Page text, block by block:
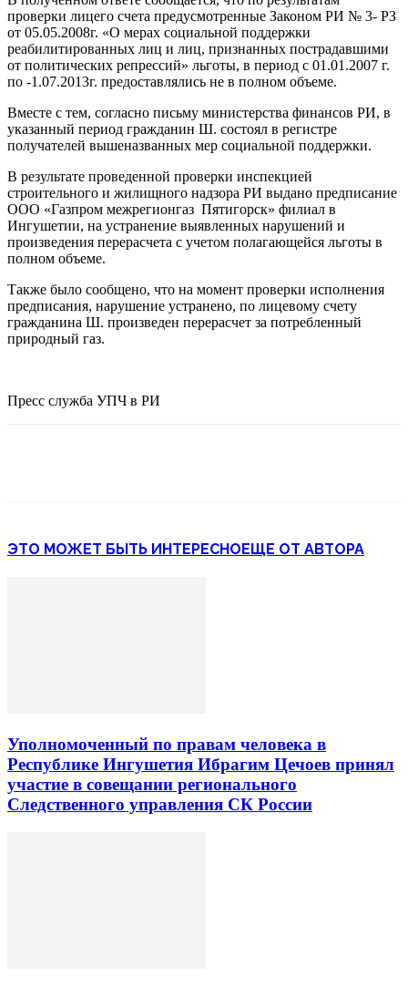
проверки лицего счета предусмотренные Законом РИ № 3- РЗ
от 05.05.2008г. «О мерах социальной поддержки
реабилитированных лиц и лиц, признанных пострадавшими
от политических репрессий» льготы, в период с 01.01.2007 г.
по -1.07.2013г. предоставлялись не в полном объеме.
Вместе с тем, согласно письму министерства финансов РИ, в
указанный период гражданин Ш. состоял в регистре
получателей вышеназванных мер социальной поддержки.
В результате проведенной проверки инспекцией
строительного и жилищного надзора РИ выдано предписание
ООО «Газпром межрегионгаз Пятигорск» филиал в
Ингушетии, на устранение выявленных нарушений и
произведения перерасчета с учетом полагающейся льготы в
полном объеме.
Также было сообщено, что на момент проверки исполнения
предписания, нарушение устранено, по лицевому счету
гражданина Ш. произведен перерасчет за потребленный
природный газ.
Пресс служба УПЧ в РИ
ЭТО МОЖЕТ БЫТЬ ИНТЕРЕСНОЕЩЕ ОТ АВТОРА
Уполномоченный по правам человека в
Республике Ингушетия Ибрагим Цечоев принял
участие в совещании регионального
Следственного управления СК России